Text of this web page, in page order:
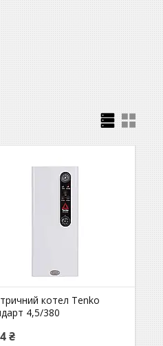
котел Tenko
4,5/380
₴